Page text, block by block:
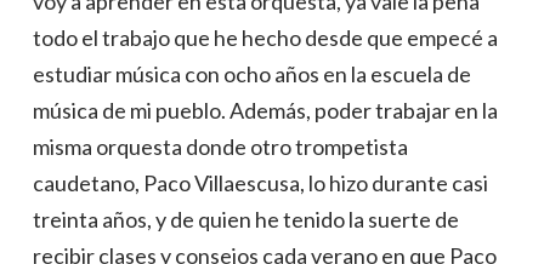
todo el trabajo que he hecho desde que empecé a
estudiar música con ocho años en la escuela de
música de mi pueblo. Además, poder trabajar en la
misma orquesta donde otro trompetista
caudetano, Paco Villaescusa, lo hizo durante casi
treinta años, y de quien he tenido la suerte de
recibir clases y consejos cada verano en que Paco